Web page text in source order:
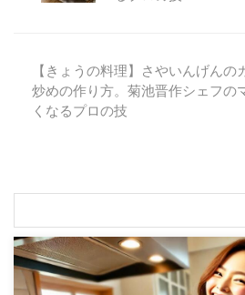
【きょうの料理】さやいんげんの
炒めの作り方。菊池晋作シェフの
くなるプロの技